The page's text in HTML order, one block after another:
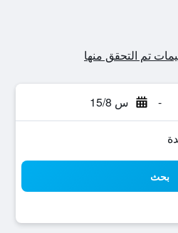
- س 15/8
بحث